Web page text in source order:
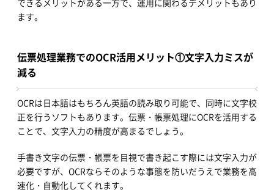
ます。
伝票処理業務でのOCR活用メリット①文字入力ミスが
減る
OCRは日本語はもちろん英語の読み取り可能で、同時に文字校
正を行うソフトもあります。伝票・帳票処理にOCRを活用する
ことで、文字入力の精度が高まるでしょう。
手書き文字の伝票・帳票を目視で書き起こす際には文字入力が
必要ですが、OCRならそのような事態を防いだうえで業務を高
速化・自動化してくれます。